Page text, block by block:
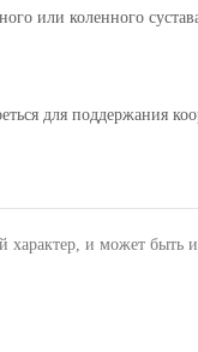
или коленного
для поддержания
и может быть